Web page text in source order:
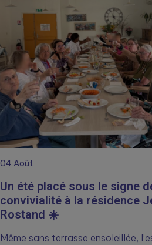
04 Août
Un été placé sous le signe
convivialité à la résidence
Rostand ☀️
Même sans terrasse ensoleillée,